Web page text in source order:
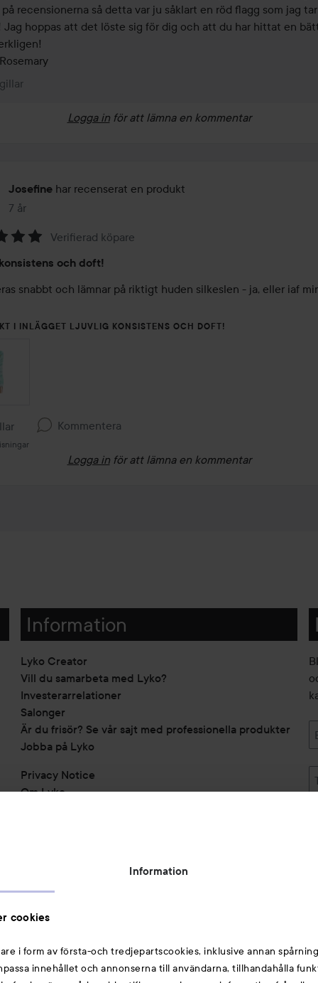
Information
cookies
i form av första-och tredjepartscookies, inklusive annan
innehållet och annonserna till användarna, tillhandahålla
på recensionerna så detta var ju såklart en röd flagg som jag
Jag hoppas att det löste sig för dig och att du har hittat en
Logga in för att lämna en kommentar
Josefine har recenserat en produkt
7 år
Inlägget skapades 7 år
Verifierad köpare
och doft!
snabbt och lämnar på riktigt huden silkeslen - ja, eller iaf
I INLÄGGET LJUVLIG KONSISTENS OCH DOFT!
Kommentera
Logga in för att lämna en kommentar
Information
Lyko Creator
Vill du samarbeta med Lyko?
Investerarrelationer
Salonger
Är du frisör? Se vår sajt med professionella produkter
Jobba på Lyko
Privacy Notice
Om Lyko
Michael Edwards Fragrances of the World
Cookie Consent
Partners